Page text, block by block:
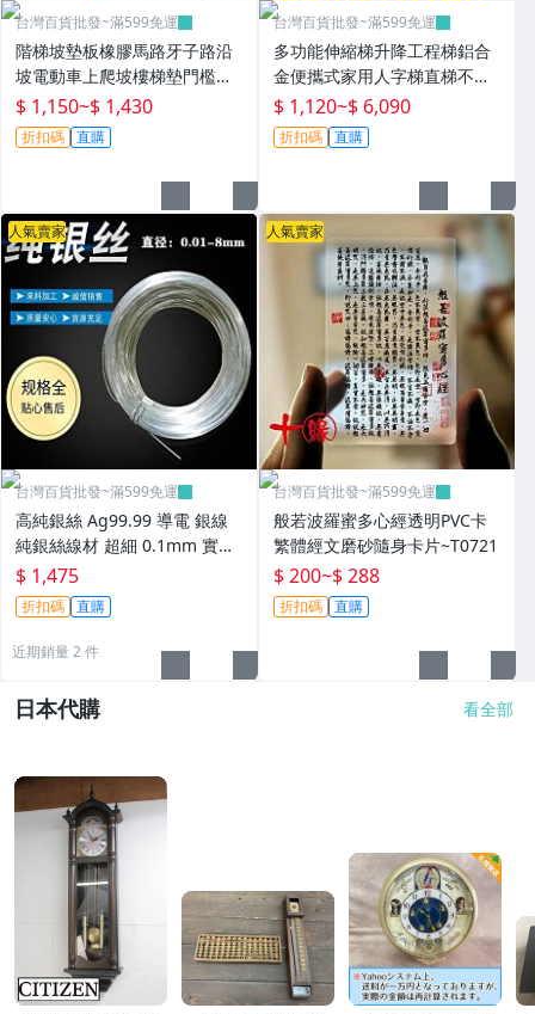
台灣百貨批發~滿599免運
階梯坡墊板橡膠馬路牙子路沿
坡電動車上爬坡樓梯墊門檻緩
衝墊~P0802
$ 1,150~$ 1,430
折扣碼 直購
台灣百貨批發~滿599免運
多功能伸縮梯升降工程梯鋁合
金便攜式家用人字梯直梯不銹
鋼折疊梯~T0730
$ 1,120~$ 6,090
折扣碼 直購
人氣賣家
台灣百貨批發~滿599免運
高純銀絲 Ag99.99 導電 銀線
純銀絲線材 超細 0.1mm 實驗
科研
$ 1,475
折扣碼 直購
近期銷量 2 件
人氣賣家
台灣百貨批發~滿599免運
般若波羅蜜多心經透明PVC卡
繁體經文磨砂隨身卡片~T0721
$ 200~$ 288
折扣碼 直購
日本代購 看全部